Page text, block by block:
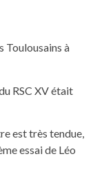
Toulousains à
RSC XV était
est très tendue,
essai de Léo